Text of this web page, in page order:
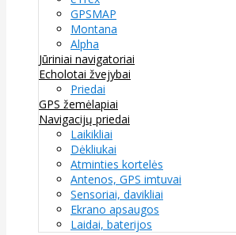
GPSMAP
Montana
Alpha
Jūriniai navigatoriai
Echolotai žvejybai
Priedai
GPS žemėlapiai
Navigacijų priedai
Laikikliai
Dėkliukai
Atminties kortelės
Antenos, GPS imtuvai
Sensoriai, davikliai
Ekrano apsaugos
Laidai, baterijos